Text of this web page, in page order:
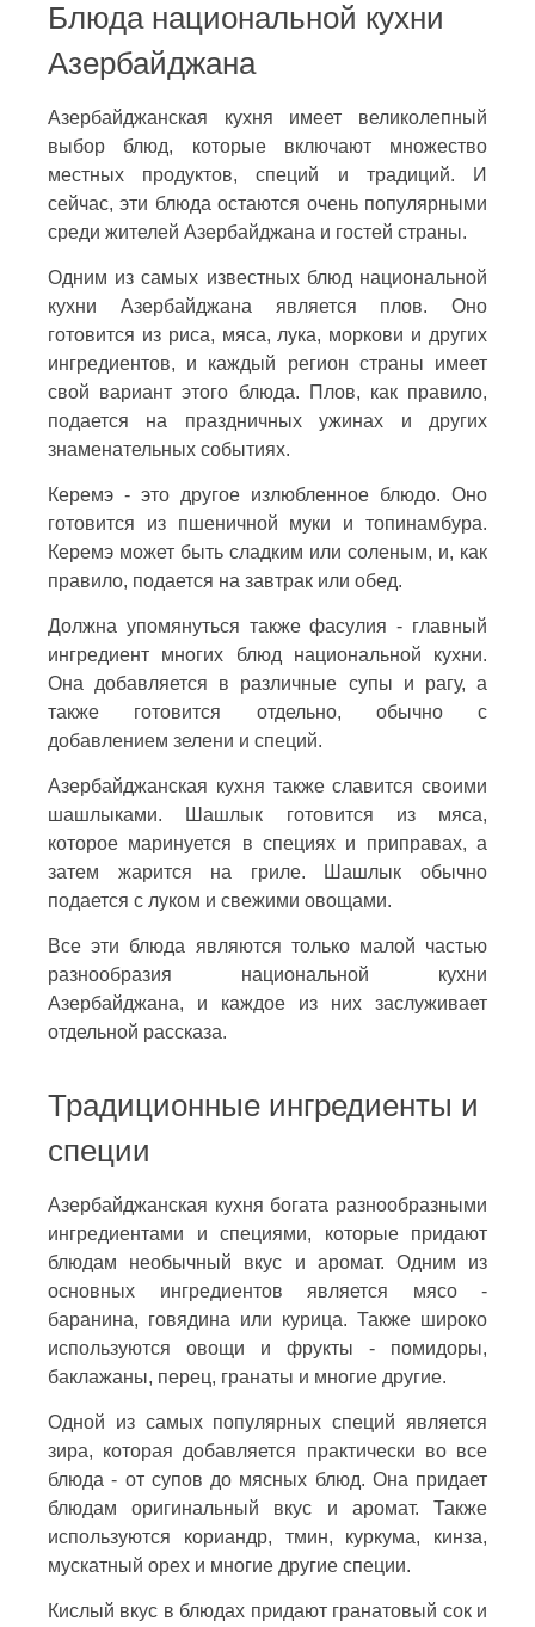
Блюда национальной кухни
Азербайджана
Азербайджанская кухня имеет великолепный
выбор блюд, которые включают множество
местных продуктов, специй и традиций. И
сейчас, эти блюда остаются очень популярными
среди жителей Азербайджана и гостей страны.
Одним из самых известных блюд национальной
кухни Азербайджана является плов. Оно
готовится из риса, мяса, лука, моркови и других
ингредиентов, и каждый регион страны имеет
свой вариант этого блюда. Плов, как правило,
подается на праздничных ужинах и других
знаменательных событиях.
Керемэ - это другое излюбленное блюдо. Оно
готовится из пшеничной муки и топинамбура.
Керемэ может быть сладким или соленым, и, как
правило, подается на завтрак или обед.
Должна упомянуться также фасулия - главный
ингредиент многих блюд национальной кухни.
Она добавляется в различные супы и рагу, а
также готовится отдельно, обычно с
добавлением зелени и специй.
Азербайджанская кухня также славится своими
шашлыками. Шашлык готовится из мяса,
которое маринуется в специях и приправах, а
затем жарится на гриле. Шашлык обычно
подается с луком и свежими овощами.
Все эти блюда являются только малой частью
разнообразия национальной кухни
Азербайджана, и каждое из них заслуживает
отдельной рассказа.
Традиционные ингредиенты и
специи
Азербайджанская кухня богата разнообразными
ингредиентами и специями, которые придают
блюдам необычный вкус и аромат. Одним из
основных ингредиентов является мясо -
баранина, говядина или курица. Также широко
используются овощи и фрукты - помидоры,
баклажаны, перец, гранаты и многие другие.
Одной из самых популярных специй является
зира, которая добавляется практически во все
блюда - от супов до мясных блюд. Она придает
блюдам оригинальный вкус и аромат. Также
используются кориандр, тмин, куркума, кинза,
мускатный орех и многие другие специи.
Кислый вкус в блюдах придают гранатовый сок и